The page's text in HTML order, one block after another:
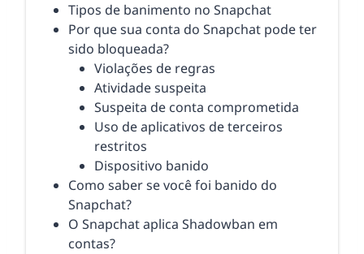
Tipos de banimento no Snapchat
Por que sua conta do Snapchat pode ter
sido bloqueada?
Violações de regras
Atividade suspeita
Suspeita de conta comprometida
Uso de aplicativos de terceiros
restritos
Dispositivo banido
Como saber se você foi banido do
Snapchat?
O Snapchat aplica Shadowban em
contas?